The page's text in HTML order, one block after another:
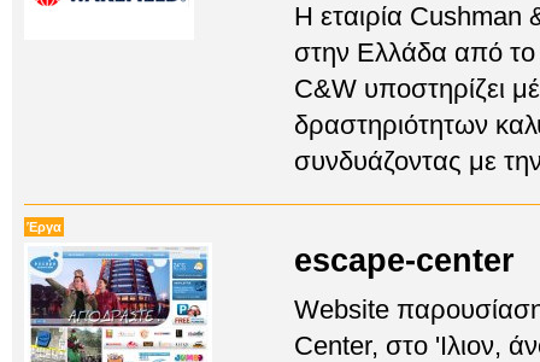
H εταιρία Cushman
στην Ελλάδα από
C&W υποστηρίζει
δραστηριότητων
συνδυάζοντας με
Έργα
escape-center
Website
Center, στο 'Ιλιον,